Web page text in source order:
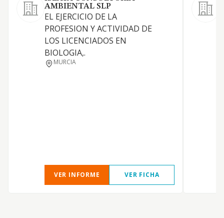
AMBIENTAL SLP
EL EJERCICIO DE LA
PROFESION Y ACTIVIDAD DE
LOS LICENCIADOS EN
BIOLOGIA,.
MURCIA
VER INFORME VER FICHA